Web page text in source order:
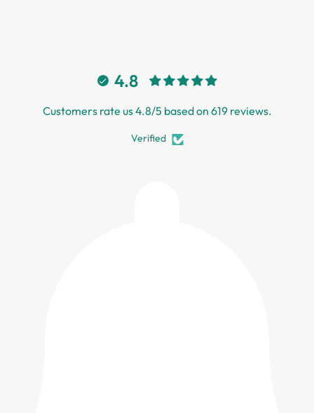
4.8
Customers rate us 4.8/5 based on 619 reviews.
Verified